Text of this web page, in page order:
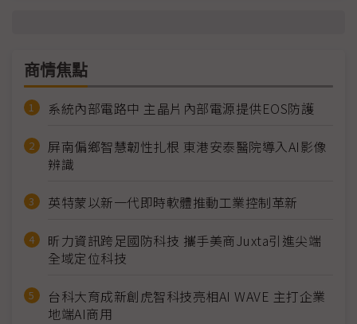
商情焦點
系統內部電路中 主晶片內部電源提供EOS防護
屏南偏鄉智慧韌性扎根 東港安泰醫院導入AI影像
辨識
英特蒙以新一代即時軟體推動工業控制革新
昕力資訊跨足國防科技 攜手美商Juxta引進尖端
全域定位科技
台科大育成新創虎智科技亮相AI WAVE 主打企業
地端AI商用